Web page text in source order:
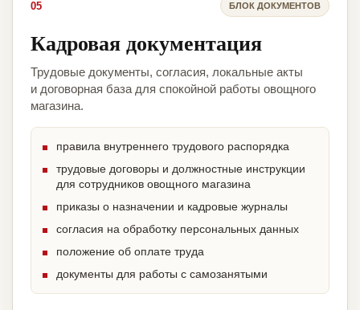
05 БЛОК ДОКУМЕНТОВ
Кадровая документация
Трудовые документы, согласия, локальные акты
и договорная база для спокойной работы овощного
магазина.
правила внутреннего трудового распорядка
трудовые договоры и должностные инструкции
для сотрудников овощного магазина
приказы о назначении и кадровые журналы
согласия на обработку персональных данных
положение об оплате труда
документы для работы с самозанятыми